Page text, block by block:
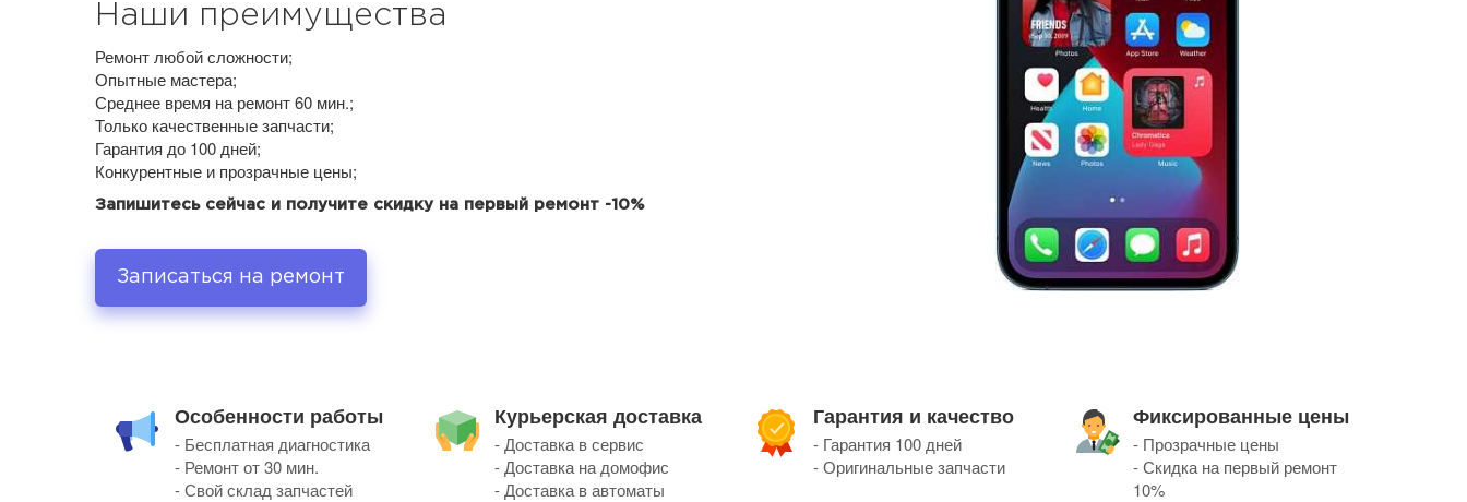
Наши преимущества
Ремонт любой сложности;
Опытные мастера;
Среднее время на ремонт 60 мин.;
Только качественные запчасти;
Гарантия до 100 дней;
Конкурентные и прозрачные цены;
Запишитесь сейчас и получите скидку на первый ремонт -10%
Записаться на ремонт
Особенности работы
- Бесплатная диагностика
- Ремонт от 30 мин.
- Свой склад запчастей
Курьерская доставка
- Доставка в сервис
- Доставка на домофис
- Доставка в автоматы
Гарантия и качество
- Гарантия 100 дней
- Оригинальные запчасти
Фиксированные цены
- Прозрачные цены
- Скидка на первый ремонт
10%